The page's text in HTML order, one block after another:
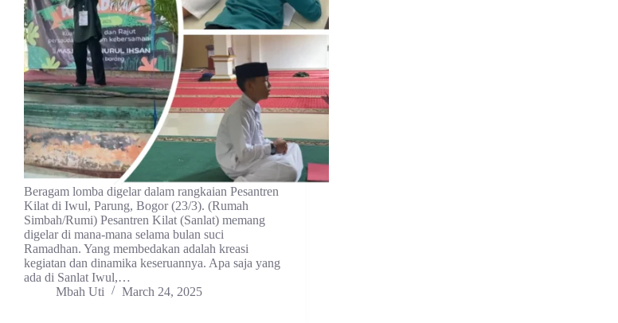
Beragam lomba digelar dalam rangkaian Pesantren
Kilat di Iwul, Parung, Bogor (23/3). (Rumah
Simbah/Rumi) Pesantren Kilat (Sanlat) memang
digelar di mana-mana selama bulan suci
Ramadhan. Yang membedakan adalah kreasi
kegiatan dan dinamika keseruannya. Apa saja yang
ada di Sanlat Iwul,…
Mbah Uti
March 24, 2025